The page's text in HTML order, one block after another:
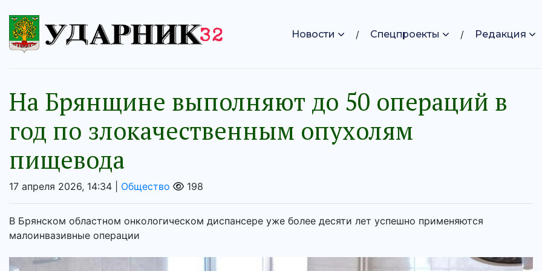
Новости Спецпроекты Редакция
На Брянщине выполняют до 50 операций в
год по злокачественным опухолям
пищевода
17 апреля 2026, 14:34 | Общество 198
В Брянском областном онкологическом диспансере уже более десяти лет успешно применяются
малоинвазивные операции